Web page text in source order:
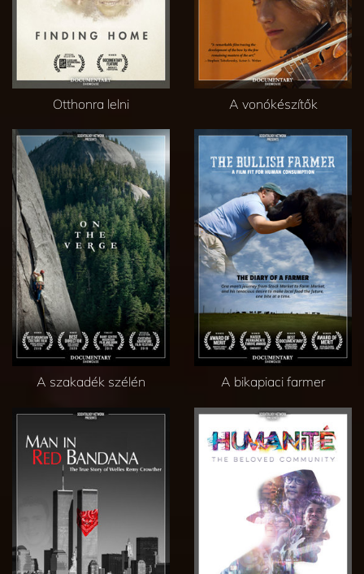
Otthonra lelni A vonókészítők
A szakadék szélén A bikapiaci farmer